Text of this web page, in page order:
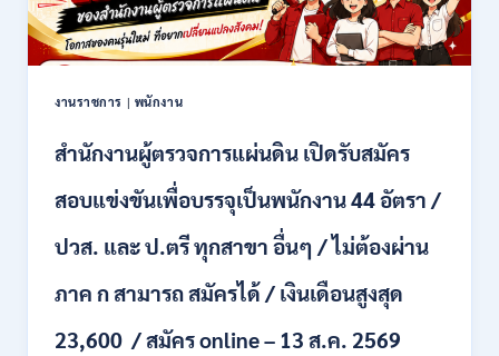
เลือก
บุคคล
เพื่อ
เป็น
หลาย
อัตรา
/
ป.ตรี
หลาย
+
เงิน
งานราชการ | พนักงาน
สำนักงานผู้ตรวจการแผ่นดิน เปิดรับสมัคร
สอบแข่งขันเพื่อบรรจุเป็นพนักงาน 44 อัตรา /
ปวส. และ ป.ตรี ทุกสาขา อื่นๆ / ไม่ต้องผ่าน
ภาค ก สามารถ สมัครได้ / เงินเดือนสูงสุด
23,600 / สมัคร online – 13 ส.ค. 2569